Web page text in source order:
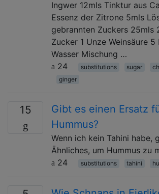
Ingwer 12mls Tinktur aus
Essenz der Zitrone 5mls
gebrannten Zuckers 25mls
Zucker 1 Unze Weinsäure
Wasser Mischung …
24
substitutions sugar
ginger
15
Gibt es einen Ersatz
Hummus?
Wenn ich kein Tahini habe,
Ähnliches, um Hummus zu
24
substitutions tahini